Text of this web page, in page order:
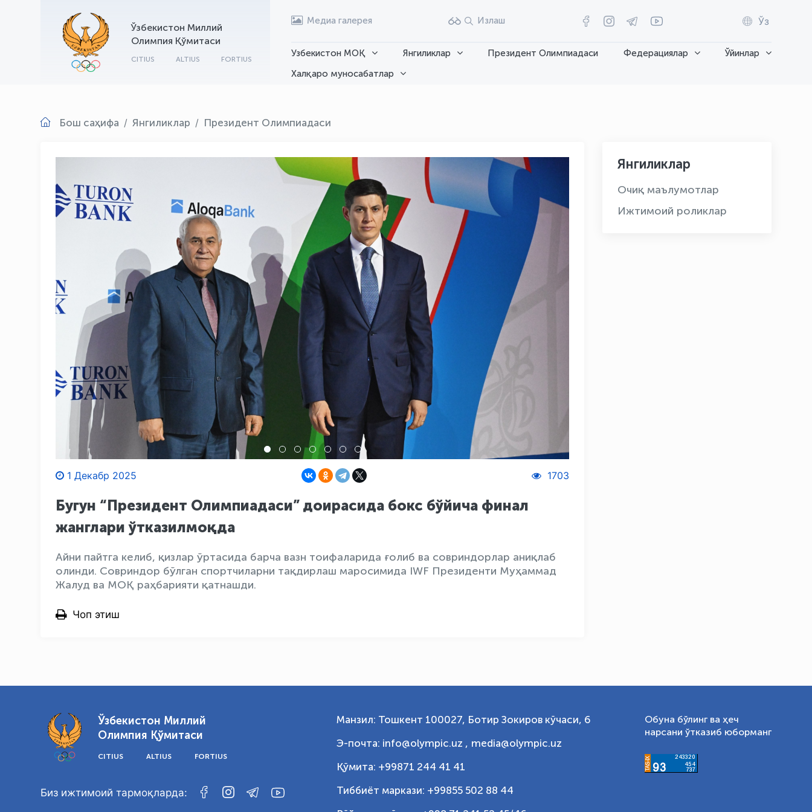
Ўзбекистон Миллий
Олимпия Қўмитаси
CITIUS ALTIUS FORTIUS
Медиа галерея Излаш Ўз
Узбекистон МОҚ Янгиликлар Президент Олимпиадаси Федерациялар
Ўйинлар
Халқаро муносабатлар
Бош саҳифа Янгиликлар Президент Олимпиадаси
1 Декабр 2025 1703
Бугун “Президент Олимпиадаси” доирасида бокс бўйича финал
жанглари ўтказилмоқда
Айни пайтга келиб, қизлар ўртасида барча вазн тоифаларида ғолиб ва совриндорлар аниқлаб
олинди. Совриндор бўлган спортчиларни тақдирлаш маросимида IWF Президенти Муҳаммад
Жалуд ва МОҚ раҳбарияти қатнашди.
Чоп этиш
Янгиликлар
Очиқ маълумотлар
Ижтимоий роликлар
Ўзбекистон Миллий
Олимпия Қўмитаси
CITIUS ALTIUS FORTIUS
Биз ижтимоий тармоқларда:
Манзил: Тошкент 100027, Ботир Зокиров кўчаси, 6
Э-почта: info@olympic.uz , media@olympic.uz
Қўмита: +99871 244 41 41
Тиббиёт маркази: +99855 502 88 44
Обуна бўлинг ва ҳеч
нарсани ўтказиб юборманг